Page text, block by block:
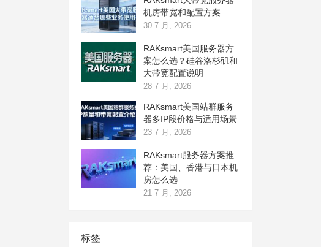
机房带宽和配置方案
30 7 月, 2026
RAKsmart美国服务器方
案怎么选？硅谷洛杉矶和
大带宽配置说明
28 7 月, 2026
RAKsmart美国站群服务
器多IP段价格与适用场景
23 7 月, 2026
RAKsmart服务器方案推
荐：美国、香港与日本机
房怎么选
21 7 月, 2026
标签